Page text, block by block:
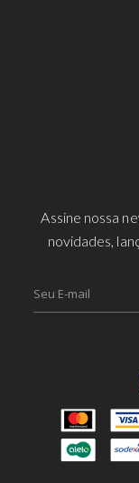
Assine nossa
novidades,